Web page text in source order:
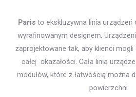
Paris to ekskluzywna linia urządzeń
wyrafinowanym designem.
zaprojektowane tak, aby klienci
całej okazałości. Cała linia
modułów, które z łatwością można
powierzchni.